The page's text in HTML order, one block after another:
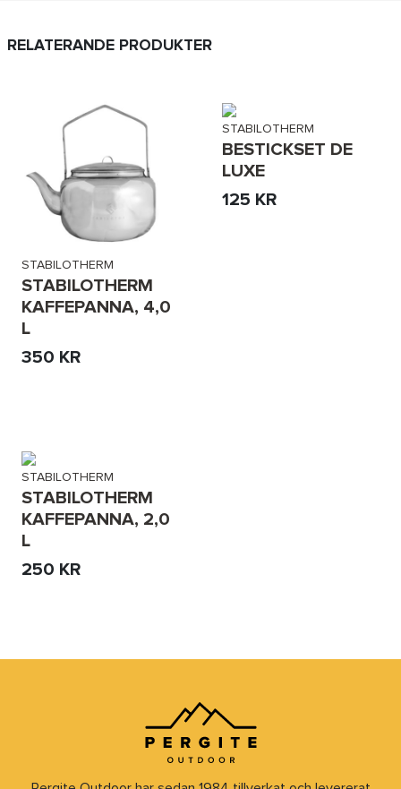
RELATERANDE PRODUKTER
STABILOTHERM
STABILOTHERM
KAFFEPANNA, 4,0
L
350 KR
STABILOTHERM
BESTICKSET DE
LUXE
125 KR
STABILOTHERM
STABILOTHERM
KAFFEPANNA, 2,0
L
250 KR